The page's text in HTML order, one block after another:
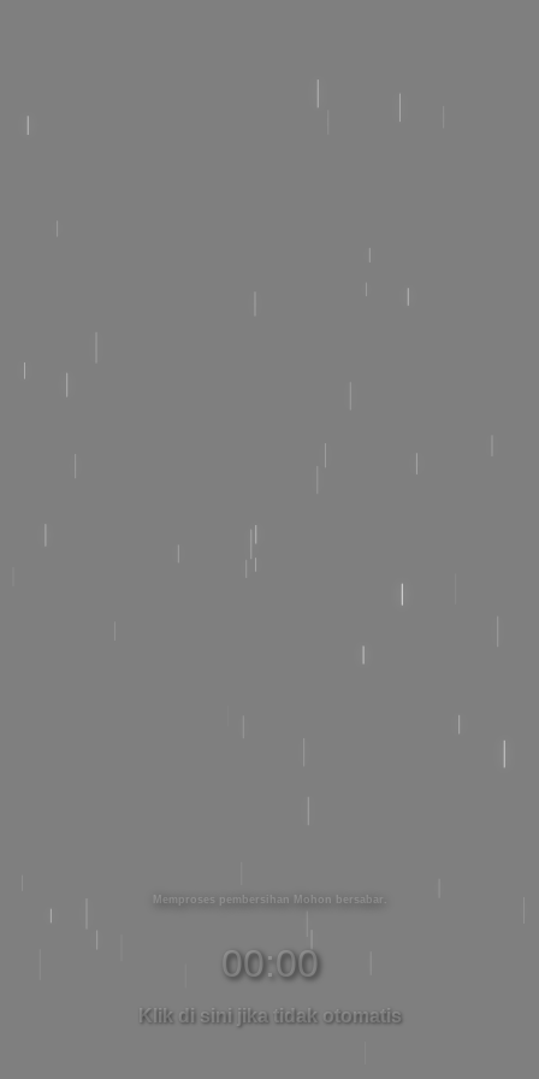
Memproses pembersihan Mohon bersabar
00:00
Klik di sini jika tidak otomatis